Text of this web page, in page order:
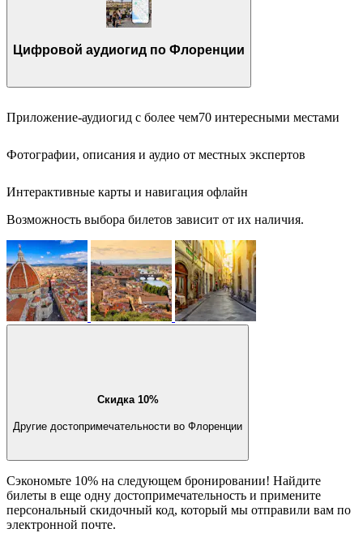
Цифровой аудиогид по Флоренции
Приложение-аудиогид с более чем70 интересными местами
Фотографии, описания и аудио от местных экспертов
Интерактивные карты и навигация офлайн
Возможность выбора билетов зависит от их наличия.
Скидка 10%
Другие достопримечательности во Флоренции
Сэкономьте 10% на следующем бронировании! Найдите
билеты в еще одну достопримечательность и примените
персональный скидочный код, который мы отправили вам по
электронной почте.